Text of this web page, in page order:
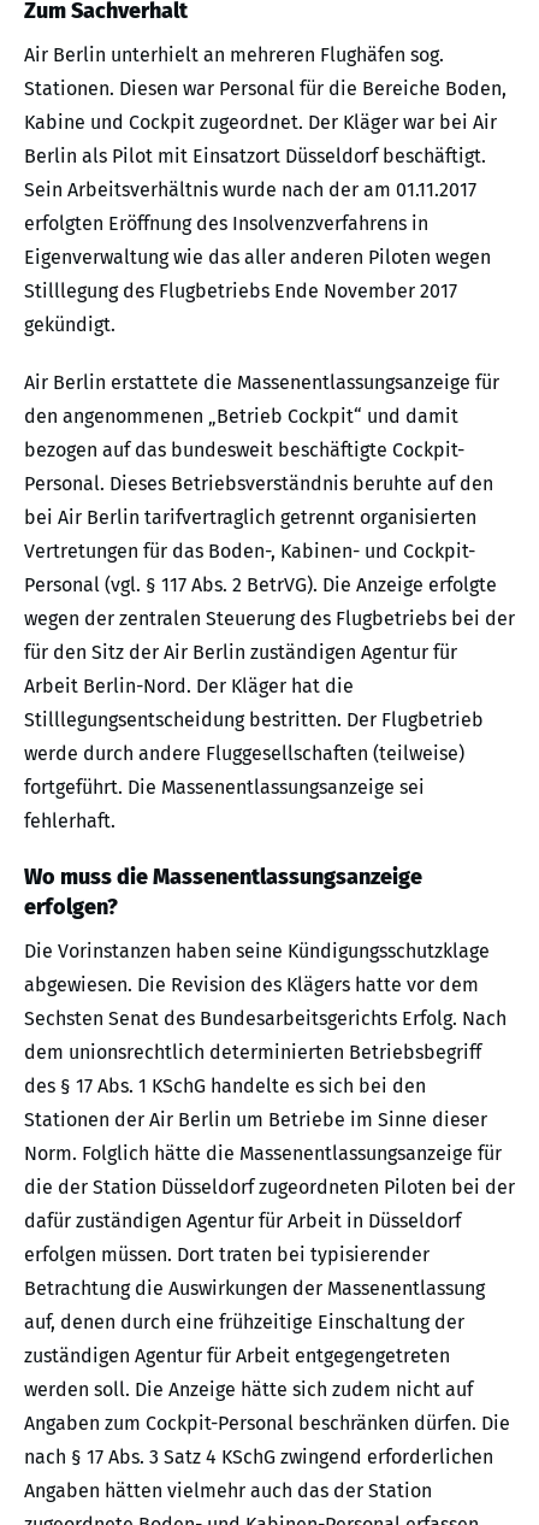
Zum Sachverhalt
Air Berlin unterhielt an mehreren Flughäfen sog.
Stationen. Diesen war Personal für die Bereiche Boden,
Kabine und Cockpit zugeordnet. Der Kläger war bei Air
Berlin als Pilot mit Einsatzort Düsseldorf beschäftigt.
Sein Arbeitsverhältnis wurde nach der am 01.11.2017
erfolgten Eröffnung des Insolvenzverfahrens in
Eigenverwaltung wie das aller anderen Piloten wegen
Stilllegung des Flugbetriebs Ende November 2017
gekündigt.
Air Berlin erstattete die Massenentlassungsanzeige für
den angenommenen „Betrieb Cockpit“ und damit
bezogen auf das bundesweit beschäftigte Cockpit-
Personal. Dieses Betriebsverständnis beruhte auf den
bei Air Berlin tarifvertraglich getrennt organisierten
Vertretungen für das Boden-, Kabinen- und Cockpit-
Personal (vgl. § 117 Abs. 2 BetrVG). Die Anzeige erfolgte
wegen der zentralen Steuerung des Flugbetriebs bei der
für den Sitz der Air Berlin zuständigen Agentur für
Arbeit Berlin-Nord. Der Kläger hat die
Stilllegungsentscheidung bestritten. Der Flugbetrieb
werde durch andere Fluggesellschaften (teilweise)
fortgeführt. Die Massenentlassungsanzeige sei
fehlerhaft.
Wo muss die Massenentlassungsanzeige
erfolgen?
Die Vorinstanzen haben seine Kündigungsschutzklage
abgewiesen. Die Revision des Klägers hatte vor dem
Sechsten Senat des Bundesarbeitsgerichts Erfolg. Nach
dem unionsrechtlich determinierten Betriebsbegriff
des § 17 Abs. 1 KSchG handelte es sich bei den
Stationen der Air Berlin um Betriebe im Sinne dieser
Norm. Folglich hätte die Massenentlassungsanzeige für
die der Station Düsseldorf zugeordneten Piloten bei der
dafür zuständigen Agentur für Arbeit in Düsseldorf
erfolgen müssen. Dort traten bei typisierender
Betrachtung die Auswirkungen der Massenentlassung
auf, denen durch eine frühzeitige Einschaltung der
zuständigen Agentur für Arbeit entgegengetreten
werden soll. Die Anzeige hätte sich zudem nicht auf
Angaben zum Cockpit-Personal beschränken dürfen. Die
nach § 17 Abs. 3 Satz 4 KSchG zwingend erforderlichen
Angaben hätten vielmehr auch das der Station